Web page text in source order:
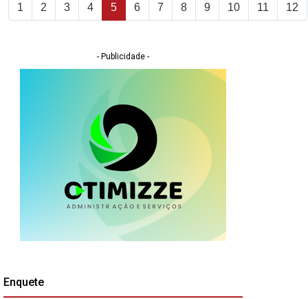
1 2 3 4 5 6 7 8 9 10 11 12
- Publicidade -
Enquete